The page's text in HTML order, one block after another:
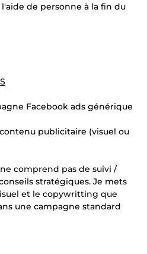
de personne à la fin du
Facebook ads générique
publicitaire (visuel ou
ne comprend pas de suivi /
stratégiques. Je mets
et le copywritting que
une campagne standard